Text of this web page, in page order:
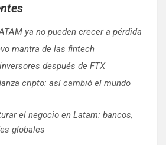
ya no pueden crecer a pérdida
mantra de las fintech
después de FTX
cripto: así cambió el mundo
el negocio en Latam: bancos,
globales